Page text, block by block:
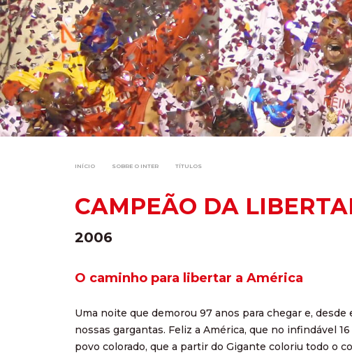
INÍCIO SOBRE O INTER TÍTULOS
CAMPEÃO DA
2006
O caminho para libertar a América
Uma noite que demorou 97 anos para chegar e,
nossas gargantas. Feliz a América, que no infindável
povo colorado, que a partir do Gigante coloriu todo o